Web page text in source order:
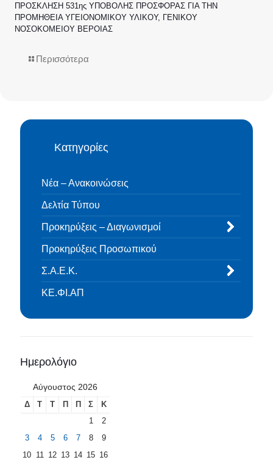
ΠΡΟΣΚΛΗΣΗ 531ης ΥΠΟΒΟΛΗΣ ΠΡΟΣΦΟΡΑΣ ΓΙΑ ΤΗΝ
ΠΡΟΜΗΘΕΙΑ ΥΓΕΙΟΝΟΜΙΚΟΥ ΥΛΙΚΟΥ, ΓΕΝΙΚΟΥ
ΝΟΣΟΚΟΜΕΙΟΥ ΒΕΡΟΙΑΣ
Περισσότερα
Κατηγορίες
Νέα – Ανακοινώσεις
Δελτία Τύπου
Προκηρύξεις – Διαγωνισμοί
Προκηρύξεις Προσωπικού
Σ.Α.Ε.Κ.
ΚΕ.ΦΙ.ΑΠ
Ημερολόγιο
Αύγουστος 2026
Δ Τ Τ Π Π Σ
Κ
1
2
3
4 5 6 7 8
9
10 11 12 13 14 15 16